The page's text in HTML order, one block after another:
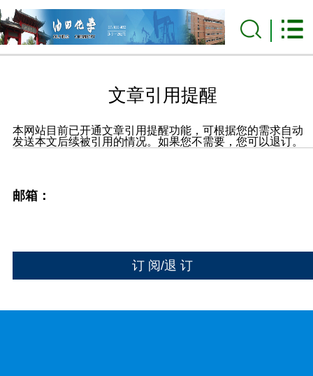
文章引用提醒
本网站目前已开通文章引用提醒功能，可根据您的需求自动
发送本文后续被引用的情况。如果您不需要，您可以退订。
邮箱：